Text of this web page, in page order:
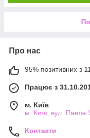
Про нас
95% позитивних з
Працює з
м. Київ
м. Київ, вул. Павла
Контакти